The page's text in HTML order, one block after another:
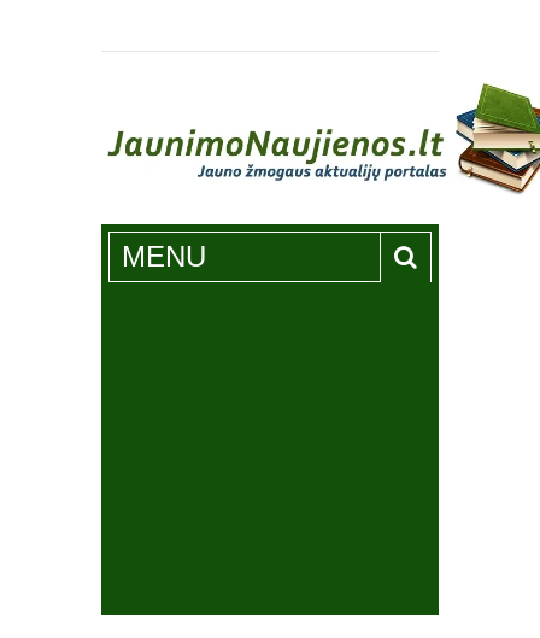
Jaunimonaujienos.lt
MENU